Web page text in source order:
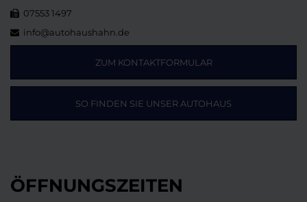
07553 1497
info@autohaushahn.de
ZUM KONTAKTFORMULAR
SO FINDEN SIE UNSER AUTOHAUS
ÖFFNUNGSZEITEN